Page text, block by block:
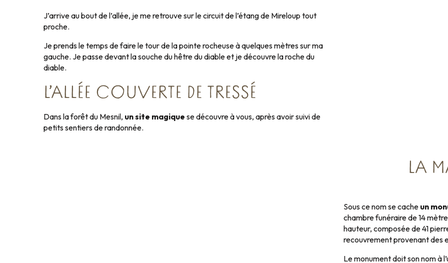
J’arrive au bout de l’allée, je me retrouve sur le circuit de l’étang de Mireloup tout
proche.
Je prends le temps de faire le tour de la pointe rocheuse à quelques mètres sur ma
gauche. Je passe devant la souche du hêtre du diable et je découvre la roche du
diable.
L’ALLÉE COUVERTE DE TRESSÉ
Dans la forêt du Mesnil, un site magique se découvre à vous, après avoir suivi de
petits sentiers de randonnée.
LA
Sous ce nom se cache un
chambre funéraire de 14
hauteur, composée de 41
recouvrement provenant des
Le monument doit son nom à